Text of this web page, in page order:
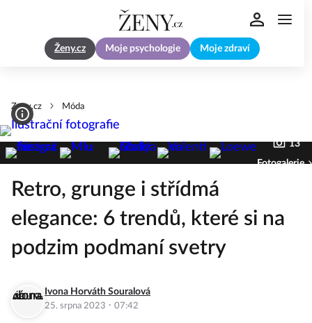
Ženy.cz Moje psychologie Moje zdraví
Zeny.cz Móda
13
Fotogalerie
Retro, grunge i střídmá
elegance: 6 trendů, které si na
podzim podmaní svetry
Ivona Horváth Souralová
25. srpna 2023 · 07:42